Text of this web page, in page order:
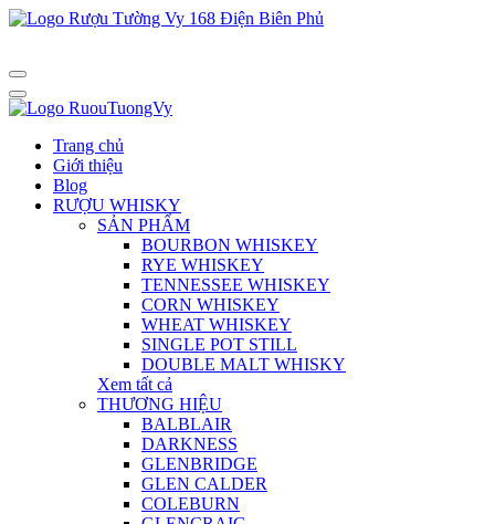
Trang chủ
Giới thiệu
Blog
RƯỢU WHISKY
SẢN PHẨM
BOURBON WHISKEY
RYE WHISKEY
TENNESSEE WHISKEY
CORN WHISKEY
WHEAT WHISKEY
SINGLE POT STILL
DOUBLE MALT WHISKY
Xem tất cả
THƯƠNG HIỆU
BALBLAIR
DARKNESS
GLENBRIDGE
GLEN CALDER
COLEBURN